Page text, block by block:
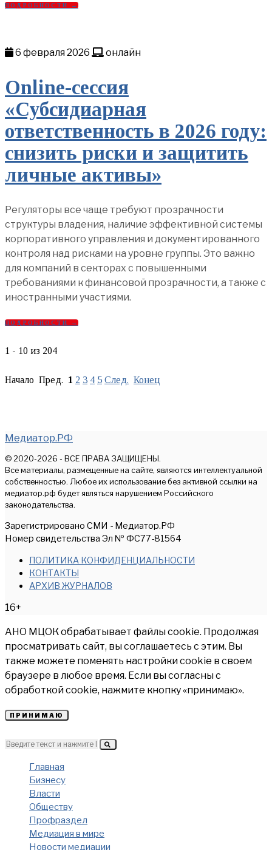
ПОДРОБНОСТИ →
6 февраля 2026 онлайн
Online-сессия
«Субсидиарная
ответственность в 2026 году:
снизить риски и защитить
личные активы»
Регуляторы все чаще требуют прозрачности
структуры владения, наличие эффективной системы
корпоративного управления и документированного
контроля над рисками на уровне группы. Это важно
для компаний в секторах с повышенными
требованиями к финансовой прозрачности, а также с
иностранными участиями.
ПОДРОБНОСТИ →
1 - 10 из 204
Начало Пред. 1 2 3 4 5 След. Конец
Медиатор.РФ
© 2020-2026 - ВСЕ ПРАВА ЗАЩИЩЕНЫ.
Все материалы, размещенные на сайте, являются интеллектуальной
собственностью. Любое их использование без активной ссылки на
медиатор.рф будет являться нарушением Российского
законодательства.
Зарегистрировано СМИ - Медиатор.РФ
Номер свидетельства Эл № ФС77-81564
ПОЛИТИКА КОНФИДЕНЦИАЛЬНОСТИ
КОНТАКТЫ
АРХИВ ЖУРНАЛОВ
16+
АНО МЦОК обрабатывает файлы cookie. Продолжая
просматривать сайт, вы соглашаетесь с этим. Вы
также можете поменять настройки cookie в своем
браузере в любое время. Если вы согласны с
обработкой cookie, нажмите кнопку «принимаю».
ПРИНИМАЮ
Главная
Бизнесу
Власти
Обществу
Профраздел
Медиация в мире
Новости медиации